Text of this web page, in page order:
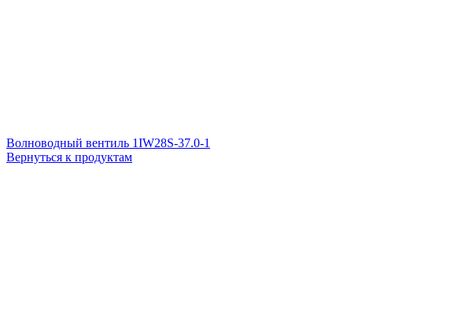
Волноводный вентиль 1IW28S-37.0-1
Вернуться к продуктам